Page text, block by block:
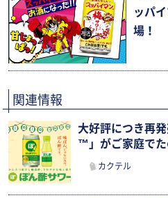
ッパ
場！
関連情報
大好評につき再
™」がご家庭でた
カクテル